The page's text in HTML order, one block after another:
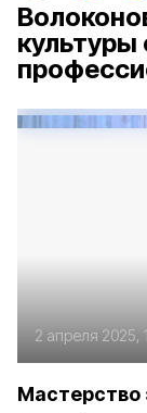
культуры
2 апреля 2025,
Мастерство